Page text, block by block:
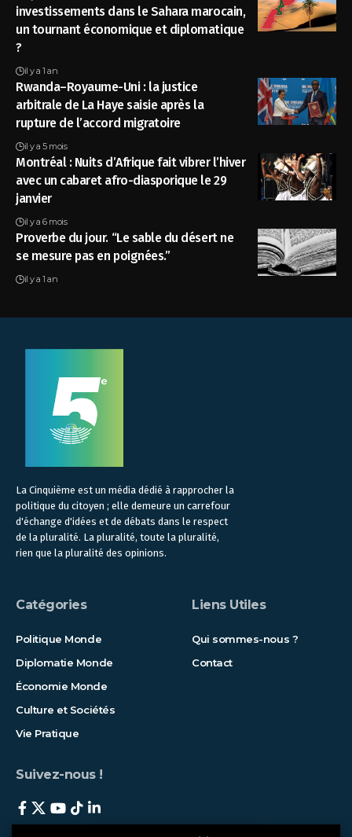
investissements dans le Sahara marocain,
un tournant économique et diplomatique
?
il y a 1 an
Rwanda–Royaume-Uni : la justice
arbitrale de La Haye saisie après la
rupture de l’accord migratoire
il y a 5 mois
Montréal : Nuits d’Afrique fait vibrer l’hiver
avec un cabaret afro-diasporique le 29
janvier
il y a 6 mois
Proverbe du jour. “Le sable du désert ne
se mesure pas en poignées.”
il y a 1 an
La Cinquième est un média dédié à rapprocher la
politique du citoyen ; elle demeure un carrefour
d'échange d'idées et de débats dans le respect
de la pluralité. La pluralité, toute la pluralité,
rien que la pluralité des opinions.
Catégories
Politique Monde
Diplomatie Monde
Économie Monde
Culture et Sociétés
Vie Pratique
Liens Utiles
Qui sommes-nous ?
Contact
Suivez-nous !